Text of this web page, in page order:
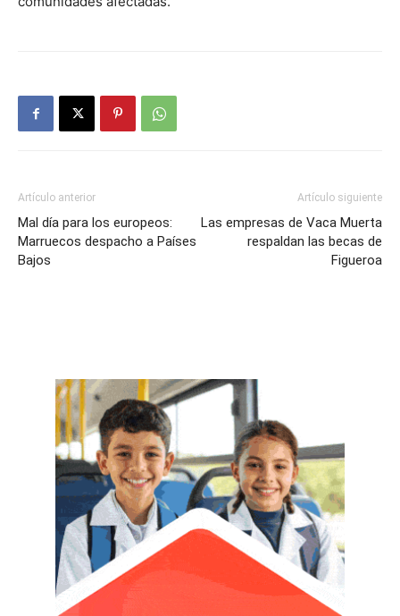
Artículo anterior
Mal día para los europeos:
Marruecos despacho a Países
Bajos
Artículo siguiente
Las empresas de Vaca Muerta
respaldan las becas de
Figueroa